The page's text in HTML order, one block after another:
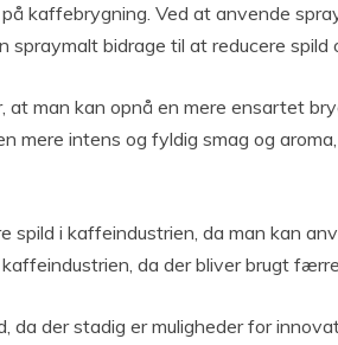
kaffebrygning. Ved at anvende
spraymalt bidrage til at reducere
man kan opnå en mere ensartet
mere intens og fyldig smag og
spild i kaffeindustrien, da man kan
da der bliver brugt
da der stadig er muligheder for